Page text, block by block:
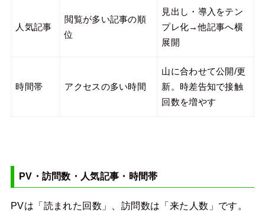
人気記事
閲覧が多い記事の順
位
見出し・導入をテン
プレ化→他記事へ横
展開
時間帯 アクセスの多い時間
山に合わせて公開/更
新。時差告知で接触
回数を増やす
PV・訪問数・人気記事・時間帯
PVは「読まれた回数」、訪問数は「来た人数」です。